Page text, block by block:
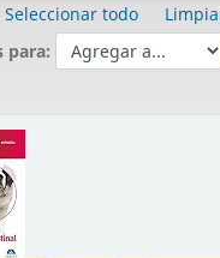
Seleccionar todo
para: